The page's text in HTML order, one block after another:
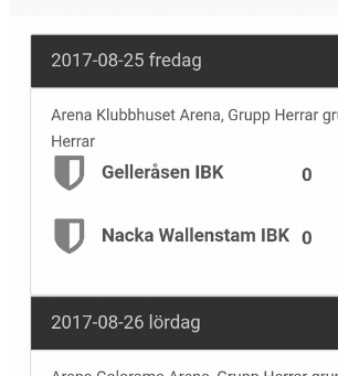
MATCHER
CAFETERIAN
DOKUMENT
KLUBBSHOPEN
INNEBANDY PLAY
NACKAPOKALEN